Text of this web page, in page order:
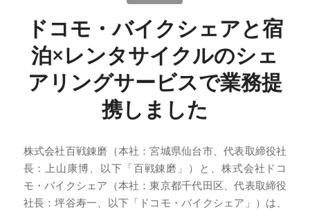
ドコモ・バイクシェアと宿
泊×レンタサイクルのシェ
アリングサービスで業務提
携しました
株式会社百戦錬磨（本社：宮城県仙台市、代表取締役社
長：上山康博、以下「百戦錬磨」）と、株式会社ドコ
モ・バイクシェア（本社：東京都千代田区、代表取締役
社長：坪谷寿一、以下「ドコモ・バイクシェア」）は、